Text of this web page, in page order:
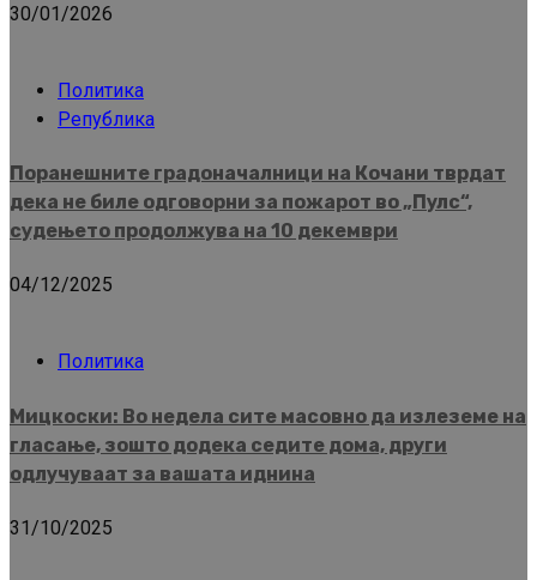
30/01/2026
Политика
Република
Поранешните градоначалници на Кочани тврдат
дека не биле одговорни за пожарот во „Пулс“,
судењето продолжува на 10 декември
04/12/2025
Политика
Мицкоски: Во недела сите масовно да излеземе на
гласање, зошто додека седите дома, други
одлучуваат за вашата иднина
31/10/2025